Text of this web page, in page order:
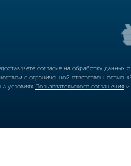
согласие на обработку
с ограниченной
условиях Пользовательского соглашения и